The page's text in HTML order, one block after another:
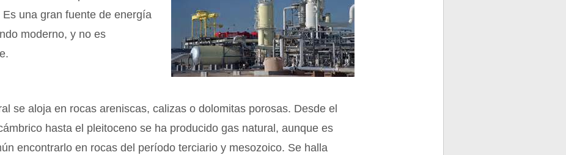
Es una gran fuente de energía
moderno, y no es
se aloja en rocas areniscas, calizas o dolomitas porosas. Desde el
hasta el pleitoceno se ha producido gas natural, aunque es
encontrarlo en rocas del período terciario y mesozoico. Se halla